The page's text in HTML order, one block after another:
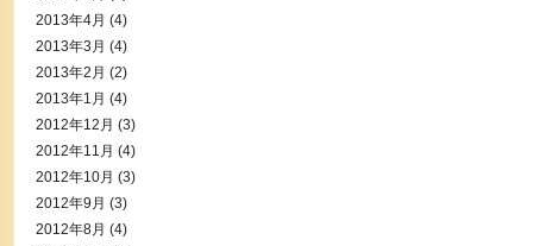
2013年4月 (4)
2013年3月 (4)
2013年2月 (2)
2013年1月 (4)
2012年12月 (3)
2012年11月 (4)
2012年10月 (3)
2012年9月 (3)
2012年8月 (4)